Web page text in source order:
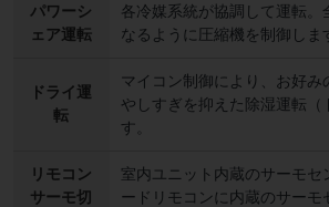
パワーシ
ェア運転
各冷媒系統が協調して運転。
なるように圧縮機を制御しま
ドライ運
転
マイコン制御により、お好み
やしすぎを抑えた除湿運転（
す。
リモコン
サーモ切
室内ユニット内蔵のサーモセ
ードリモコンに内蔵のサーモ